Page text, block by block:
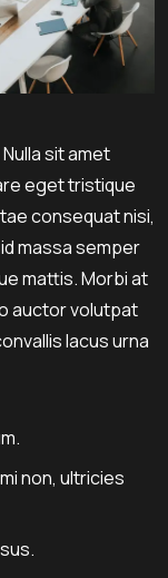
sit amet
eget tristique
consequat nisi,
massa semper
mattis. Morbi at
auctor volutpat
lacus urna
non, ultricies